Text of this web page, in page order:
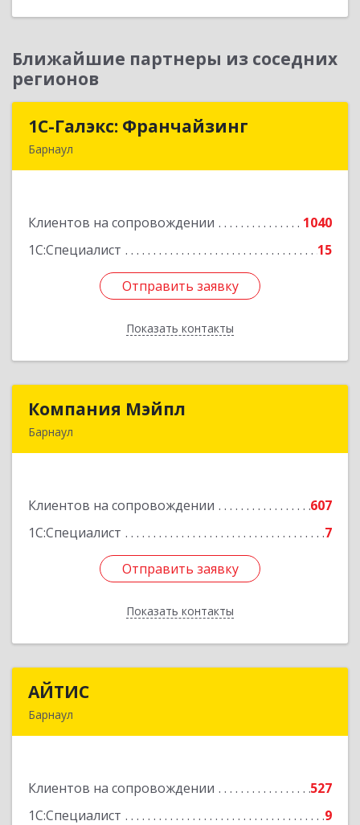
Ближайшие партнеры из соседних
регионов
1С-Галэкс: Франчайзинг
Барнаул
Клиентов на сопровождении
1040
1С:Специалист
15
Отправить заявку
Показать контакты
1С-Галэкс: Франчайзинг
Подробнее
Отправить заявку
Назад
Компания Мэйпл
Барнаул
Клиентов на сопровождении
607
1С:Специалист
7
Отправить заявку
Показать контакты
Компания Мэйпл
Подробнее
Отправить заявку
Назад
АЙТИС
Барнаул
Клиентов на сопровождении
527
1С:Специалист
9
Подробнее